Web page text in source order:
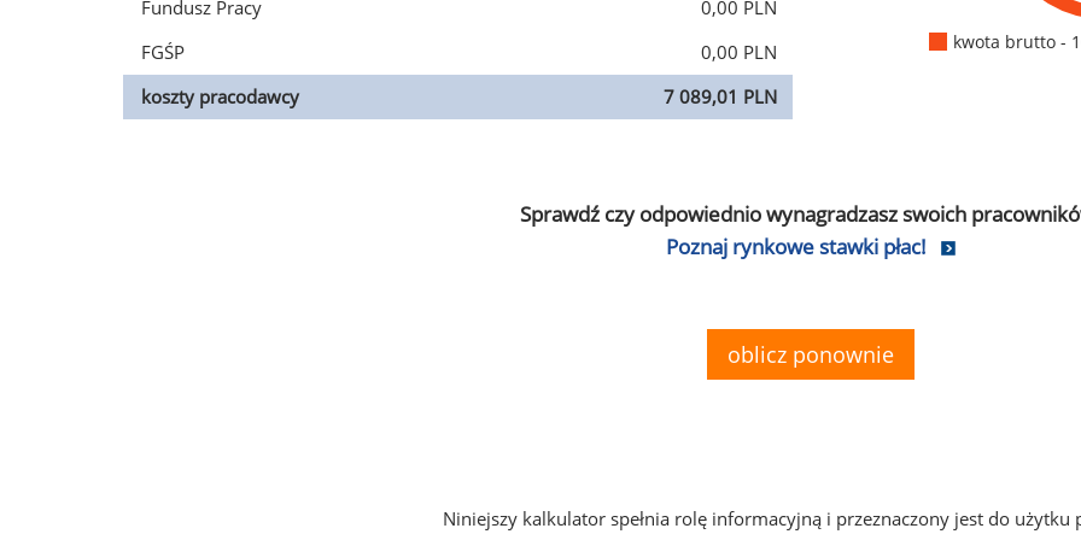
Fundusz Pracy
0,00 PLN
FGŚP
0,00 PLN
koszty pracodawcy
7 089,01 PLN
kwota brutto -
Sprawdź czy odpowiednio wynagradzasz swoich
Poznaj rynkowe stawki płac!
oblicz ponownie
Niniejszy kalkulator spełnia rolę informacyjną i przeznaczony jest do użytku